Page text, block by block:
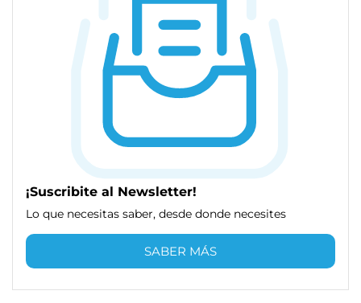
¡Suscribite al Newsletter!
Lo que necesitas saber, desde donde necesites
SABER MÁS